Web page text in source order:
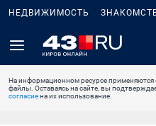
НЕДВИЖИМОСТЬ
На информационном ресурсе применяются
файлы. Оставаясь на сайте, вы
согласиена их использование.